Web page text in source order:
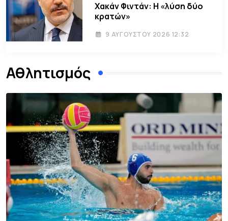
Χακάν Φιντάν: Η «λύση δύο
κρατών»
9 ΑΥΓΟΎΣΤΟΥ 2026 12:32
Αθλητισμός